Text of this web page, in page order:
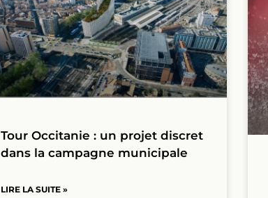
Tour Occitanie : un projet discret
dans la campagne municipale
LIRE LA SUITE »